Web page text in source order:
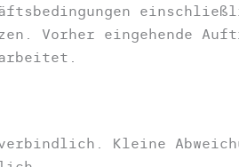
Vorher eingehende
Kleine